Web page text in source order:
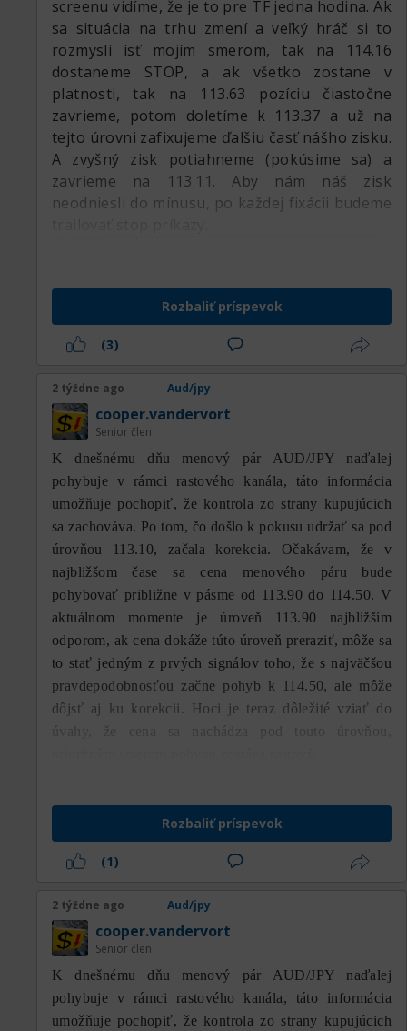
screenu vidíme, že je to pre TF jedna hodina. Ak
sa situácia na trhu zmení a veľký hráč si to
rozmyslí ísť mojím smerom, tak na 114.16
dostaneme STOP, a ak všetko zostane v
platnosti, tak na 113.63 pozíciu čiastočne
zavrieme, potom doletíme k 113.37 a už na
tejto úrovni zafixujeme ďalšiu časť nášho zisku.
A zvyšný zisk potiahneme (pokúsime sa) a
zavrieme na 113.11. Aby nám náš zisk
neodniesli do mínusu, po každej fixácii budeme
Rozbaliť príspevok
(3)
2 týždne ago Aud/jpy
cooper.vandervort
Senior člen
K dnešnému dňu menový pár AUD/JPY naďalej
pohybuje v rámci rastového kanála, táto informácia
umožňuje pochopiť, že kontrola zo strany kupujúcich
sa zachováva. Po tom, čo došlo k pokusu udržať sa pod
úrovňou 113.10, začala korekcia. Očakávam, že v
najbližšom čase sa cena menového páru bude
pohybovať približne v pásme od 113.90 do 114.50. V
aktuálnom momente je úroveň 113.90 najbližším
odporom, ak cena dokáže túto úroveň preraziť, môže sa
to stať jedným z prvých signálov toho, že s najväčšou
pravdepodobnosťou začne pohyb k 114.50, ale môže
dôjsť aj ku korekcii. Hoci je teraz dôležité vziať do
úvahy, že cena sa nachádza pod touto úrovňou,
Rozbaliť príspevok
(1)
2 týždne ago Aud/jpy
cooper.vandervort
Senior člen
K dnešnému dňu menový pár AUD/JPY naďalej
pohybuje v rámci rastového kanála, táto informácia
umožňuje pochopiť, že kontrola zo strany kupujúcich